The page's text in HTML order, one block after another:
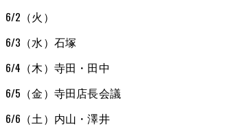
6/2（火）
6/3（水）石塚
6/4（木）寺田・田中
6/5（金）寺田店長会議
6/6（土）内山・澤井